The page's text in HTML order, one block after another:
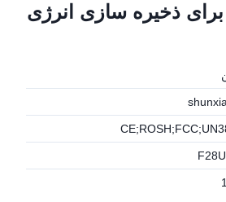
ذخیره سازی انرژی